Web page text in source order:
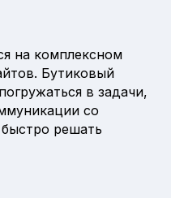
на комплексном
Бутиковый
в задачи,
со
решать